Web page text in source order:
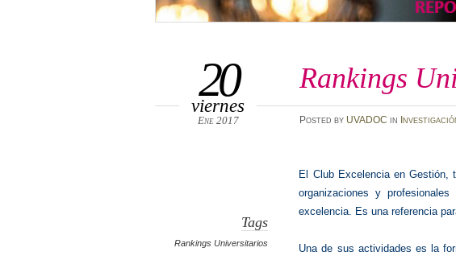
Rankings
20
viernes
Ene 2017 Posted by UVADOC in
Tags
Rankings Universitarios
El Club Excelencia en Gestión,
organizaciones y
excelencia. Es una referencia
Una de sus actividades es la